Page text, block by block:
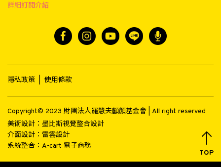
詳細訂閱介紹
隱私政策 使用條款
Copyright© 2023 財團法人羅慧夫顱顏基金會 | All right reserved
美術設計： 墨比斯視覺整合設計
介面設計： 雷雲設計
系統整合： A-cart 電子商務
TOP